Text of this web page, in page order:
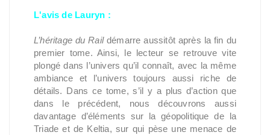
L'avis de Lauryn :
L’héritage du Rail démarre aussitôt après la fin du
premier tome. Ainsi, le lecteur se retrouve vite
plongé dans l’univers qu’il connaît, avec la même
ambiance et l’univers toujours aussi riche de
détails. Dans ce tome, s’il y a plus d’action que
dans le précédent, nous découvrons aussi
davantage d’éléments sur la géopolitique de la
Triade et de Keltia, sur qui pèse une menace de